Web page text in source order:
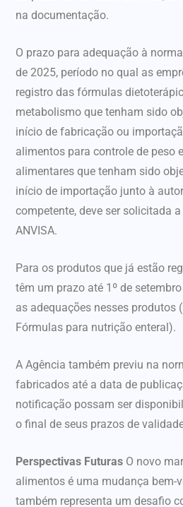
na documentação.
O prazo para adequação à
de 2025, período no qual as
registro das fórmulas
metabolismo que tenham sido
início de fabricação ou
alimentos para controle de peso
alimentares que tenham sido
início de importação junto à
competente, deve ser solicitada
ANVISA.
Para os produtos que já estão
têm um prazo até 1º de
as adequações nesses produtos
Fórmulas para nutrição enteral).
A Agência também previu na
fabricados até a data de
notificação possam ser
o final de seus prazos de
Perspectivas Futuras O novo
alimentos é uma mudança bem-
também representa um desafio